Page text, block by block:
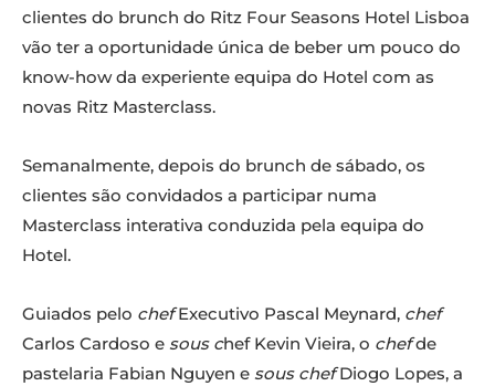
clientes do brunch do Ritz Four Seasons Hotel Lisboa
vão ter a oportunidade única de beber um pouco do
know-how da experiente equipa do Hotel com as
novas Ritz Masterclass.
Semanalmente, depois do brunch de sábado, os
clientes são convidados a participar numa
Masterclass interativa conduzida pela equipa do
Hotel.
Guiados pelo chefExecutivo Pascal Meynard, chef
Carlos Cardoso e sous chef Kevin Vieira, o chefde
pastelaria Fabian Nguyen e sous chefDiogo Lopes, a